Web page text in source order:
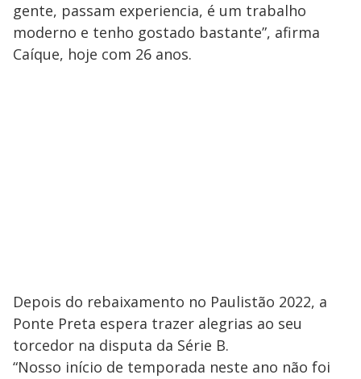
gente, passam experiencia, é um trabalho
moderno e tenho gostado bastante”, afirma
Caíque, hoje com 26 anos.
Depois do rebaixamento no Paulistão 2022, a
Ponte Preta espera trazer alegrias ao seu
torcedor na disputa da Série B.
“Nosso início de temporada neste ano não foi